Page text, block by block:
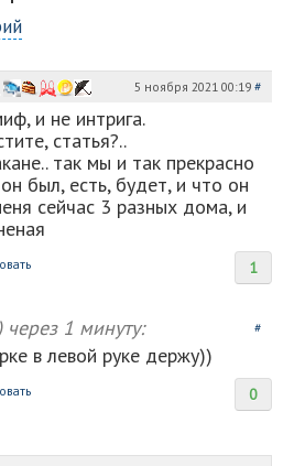
5 ноября 2021 00:19 #
и не интрига.
статья?..
так мы и так прекрасно
был, есть, будет, и что он
сейчас 3 разных дома, и
1
через 1 минуту: #
в левой руке держу))
0